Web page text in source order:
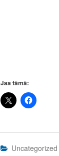
Jaa tämä:
Uncategorized